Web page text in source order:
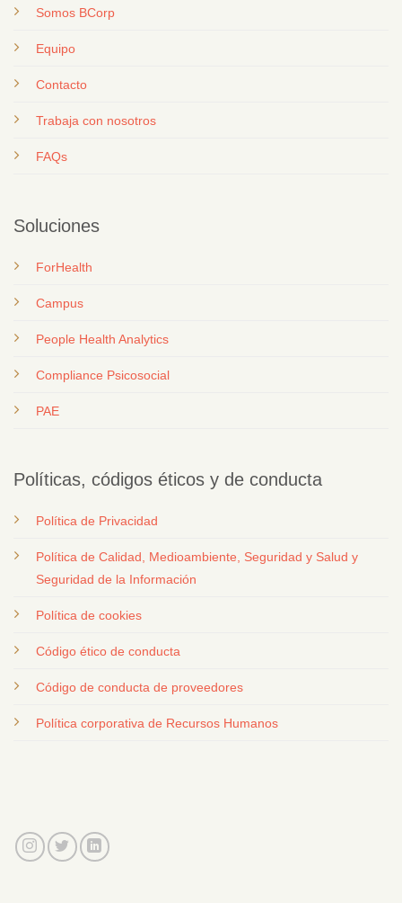
Somos BCorp
Equipo
Contacto
Trabaja con nosotros
FAQs
Soluciones
ForHealth
Campus
People Health Analytics
Compliance Psicosocial
PAE
Políticas, códigos éticos y de conducta
Política de Privacidad
Política de Calidad, Medioambiente, Seguridad y Salud y
Seguridad de la Información
Política de cookies
Código ético de conducta
Código de conducta de proveedores
Política corporativa de Recursos Humanos